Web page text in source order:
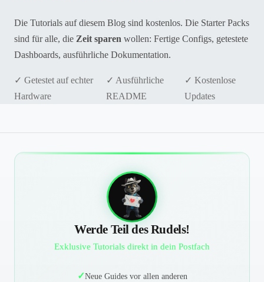
Die Tutorials auf diesem Blog sind kostenlos. Die Starter Packs
sind für alle, die Zeit sparen wollen: Fertige Configs, getestete
Dashboards, ausführliche Dokumentation.
✓ Getestet auf echter
Hardware
✓ Ausführliche
README
✓ Kostenlose
Updates
Werde Teil des Rudels!
Exklusive Tutorials direkt in dein Postfach
Neue Guides vor allen anderen